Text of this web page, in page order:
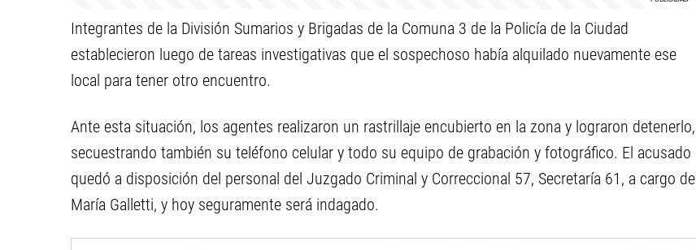
Integrantes de la División Sumarios y Brigadas de la Comuna 3 de la Policía de la Ciudad
establecieron luego de tareas investigativas que el sospechoso había alquilado nuevamente ese
local para tener otro encuentro.
Ante esta situación, los agentes realizaron un rastrillaje encubierto en la zona y lograron detenerlo,
secuestrando también su teléfono celular y todo su equipo de grabación y fotográfico. El acusado
quedó a disposición del personal del Juzgado Criminal y Correccional 57, Secretaría 61, a cargo de
María Galletti, y hoy seguramente será indagado.